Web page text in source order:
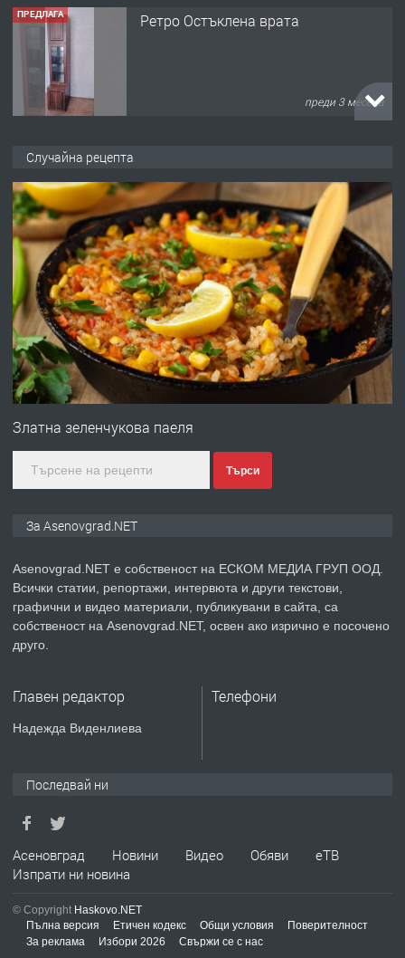
ПРЕДЛАГА
🌟HYUNDAI i10 - 2024 | Само 55 лв./
преди 10 месеца
преди 1 година
ПРЕДЛАГА
Професионална зеленчукорезачка
за заведения и дома
преди 1 година
ПРЕДЛАГА Дава под наем Асеновград
преди 2 години
ПРЕДЛАГА ремонт на покриви
Висококачествени Целофанови
ПРЕДЛАГА
Случайна рецепта
Златна зеленчукова паеля
Търси
За Asenovgrad.NET
Asenovgrad.NET е собственост на ЕСКОМ МЕДИА ГРУП ООД.
Всички статии, репортажи, интервюта и други текстови,
графични и видео материали, публикувани в сайта, са
собственост на Asenovgrad.NET, освен ако изрично е посочено
друго.
Главен редактор
Надежда Виденлиева
Телефони
Последвай ни
Асеновград Новини Видео Обяви
еТВ
Изпрати ни новина
© Copyright Haskovo.NET
Пълна версия
Етичен кодекс Общи условия
Поверителност
За реклама
Избори 2026 Свържи се с нас